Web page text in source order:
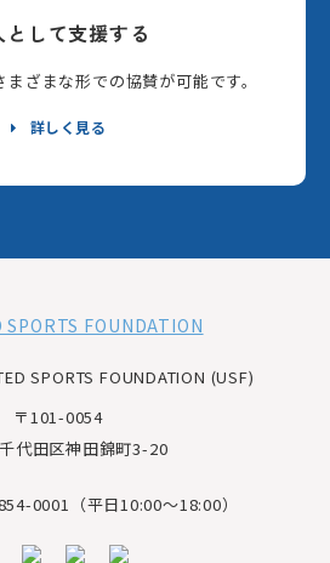
として支援する
ざまな形での協賛が可能です。
詳しく見る
SPORTS FOUNDATION (USF)
〒101-0054
代田区神田錦町3-20
0001（平日10:00～18:00）